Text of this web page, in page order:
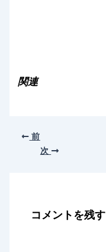
関連
前
次
コメントを残す